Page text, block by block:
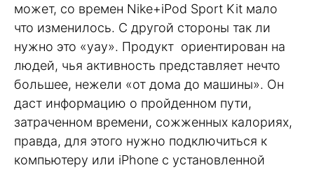
может, со времен Nike+iPod Sport Kit мало
что изменилось. С другой стороны так ли
нужно это «уау». Продукт ориентирован на
людей, чья активность представляет нечто
большее, нежели «от дома до машины». Он
даст информацию о пройденном пути,
затраченном времени, сожженных калориях,
правда, для этого нужно подключиться к
компьютеру или iPhone с установленной